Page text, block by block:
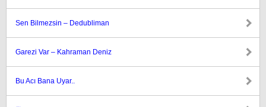
Sen Bilmezsin – Dedubliman
Garezi Var – Kahraman Deniz
Bu Acı Bana Uyar..